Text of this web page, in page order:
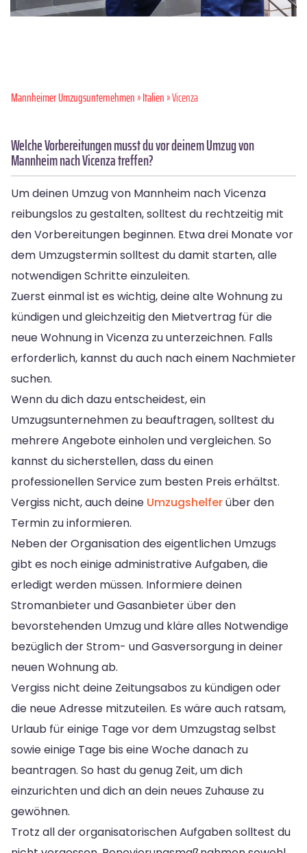
Mannheimer Umzugsunternehmen»Italien» Vicenza
Welche Vorbereitungen musst du vor deinem Umzug von
Mannheim nach Vicenza treffen?
Um deinen Umzug von Mannheim nach Vicenza
reibungslos zu gestalten, solltest du rechtzeitig mit
den Vorbereitungen beginnen. Etwa drei Monate vor
dem Umzugstermin solltest du damit starten, alle
notwendigen Schritte einzuleiten.
Zuerst einmal ist es wichtig, deine alte Wohnung zu
kündigen und gleichzeitig den Mietvertrag für die
neue Wohnung in Vicenza zu unterzeichnen. Falls
erforderlich, kannst du auch nach einem Nachmieter
suchen.
Wenn du dich dazu entscheidest, ein
Umzugsunternehmen zu beauftragen, solltest du
mehrere Angebote einholen und vergleichen. So
kannst du sicherstellen, dass du einen
professionellen Service zum besten Preis erhältst.
Vergiss nicht, auch deine Umzugshelferüber den
Termin zu informieren.
Neben der Organisation des eigentlichen Umzugs
gibt es noch einige administrative Aufgaben, die
erledigt werden müssen. Informiere deinen
Stromanbieter und Gasanbieter über den
bevorstehenden Umzug und kläre alles Notwendige
bezüglich der Strom- und Gasversorgung in deiner
neuen Wohnung ab.
Vergiss nicht deine Zeitungsabos zu kündigen oder
die neue Adresse mitzuteilen. Es wäre auch ratsam,
Urlaub für einige Tage vor dem Umzugstag selbst
sowie einige Tage bis eine Woche danach zu
beantragen. So hast du genug Zeit, um dich
einzurichten und dich an dein neues Zuhause zu
gewöhnen.
Trotz all der organisatorischen Aufgaben solltest du